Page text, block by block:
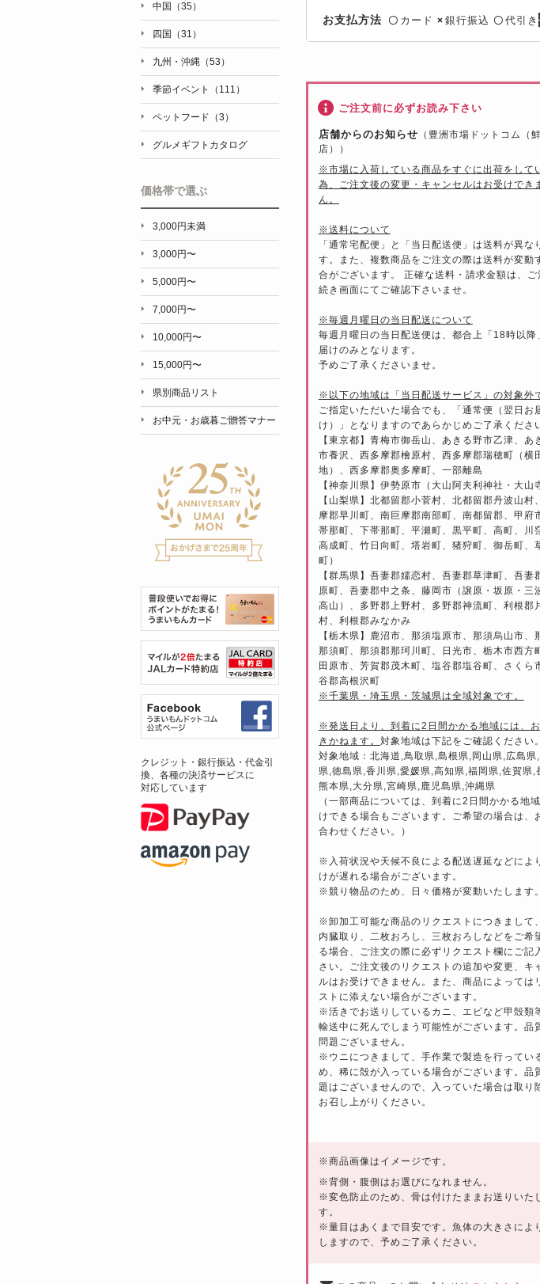
お支払方法 〇 カード × 銀行振込 〇 代引き
ご注文前に必ずお読み下さい
店舗からのお知らせ （豊洲市場ドットコム（
店））
※市場に入荷している商品をすぐに出荷をして
為、ご注文後の変更・キャンセルはお受けでき
ん。
※送料について
「通常宅配便」と「当日配送便」は送料が異な
す。また、複数商品をご注文の際は送料が変動
合がございます。 正確な送料・請求金額は、ご
続き画面にてご確認下さいませ。
※毎週月曜日の当日配送について
毎週月曜日の当日配送便は、都合上「18時以降
届けのみとなります。
予めご了承くださいませ。
※以下の地域は「当日配送サービス」の対象外
ご指定いただいた場合でも、「通常便（翌日お
け）」となりますのであらかじめご了承くださ
【東京都】青梅市御岳山、あきる野市乙津、あ
市養沢、西多摩郡檜原村、西多摩郡瑞穂町（横
地）、西多摩郡奥多摩町、一部離島
【神奈川県】伊勢原市（大山阿夫利神社・大山
【山梨県】北都留郡小菅村、北都留郡丹波山村
摩郡早川町、南巨摩郡南部町、南都留郡、甲府
帯那町、下帯那町、平瀬町、黒平町、高町、川
高成町、竹日向町、塔岩町、猪狩町、御岳町、
町）
【群馬県】吾妻郡嬬恋村、吾妻郡草津町、吾妻
原町、吾妻郡中之条、藤岡市（譲原・坂原・三
高山）、多野郡上野村、多野郡神流町、利根郡
村、利根郡みなかみ
【栃木県】鹿沼市、那須塩原市、那須烏山市、
那須町、那須郡那珂川町、日光市、栃木市西方
田原市、芳賀郡茂木町、塩谷郡塩谷町、さくら
谷郡高根沢町
※千葉県・埼玉県・茨城県は全域対象です。
※発送日より、到着に2日間かかる地域には、
きかねます。 対象地域は下記をご確認ください。
対象地域：北海道,鳥取県,島根県,岡山県,広島県,
県,徳島県,香川県,愛媛県,高知県,福岡県,佐賀県,
熊本県,大分県,宮崎県,鹿児島県,沖縄県
（一部商品については、到着に2日間かかる地
けできる場合もございます。ご希望の場合は、
合わせください。）
※入荷状況や天候不良による配送遅延などによ
けが遅れる場合がございます。
※競り物品のため、日々価格が変動いたします。
※卸加工可能な商品のリクエストにつきまして
内臓取り、二枚おろし、三枚おろしなどをご希
る場合、ご注文の際に必ずリクエスト欄にご記
さい。ご注文後のリクエストの追加や変更、キ
ルはお受けできません。また、商品によっては
ストに添えない場合がございます。
※活きでお送りしているカニ、エビなど甲殻類
輸送中に死んでしまう可能性がございます。品
問題ございません。
※ウニにつきまして、手作業で製造を行ってい
め、稀に殻が入っている場合がございます。品
題はございませんので、入っていた場合は取り
お召し上がりください。
※商品画像はイメージです。
※背側・腹側はお選びになれません。
※変色防止のため、骨は付けたままお送りいた
す。
※量目はあくまで目安です。魚体の大きさによ
しますので、予めご了承ください。
中国（35）
四国（31）
九州・沖縄（53）
季節イベント（111）
ペットフード（3）
グルメギフトカタログ
価格帯で選ぶ
3,000円未満
3,000円〜
5,000円〜
7,000円〜
10,000円〜
15,000円〜
県別商品リスト
お中元・お歳暮ご贈答マナー
クレジット・銀行振込・代金引
換、各種の決済サービスに
対応しています